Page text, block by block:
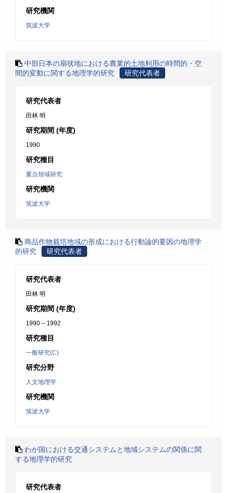
研究機関
筑波大学
中部日本の扇状地における農業的土地利用の時間的・空
間的変動に関する地理学的研究
研究代表者
研究代表者
田林 明
研究期間 (年度)
1990
研究種目
重点領域研究
研究機関
筑波大学
商品作物栽培地域の形成における行動論的要因の地理学
的研究
研究代表者
研究代表者
田林 明
研究期間 (年度)
1990 – 1992
研究種目
一般研究(C)
研究分野
人文地理学
研究機関
筑波大学
わが国における交通システムと地域システムの関係に関
する地理学的研究
研究代表者